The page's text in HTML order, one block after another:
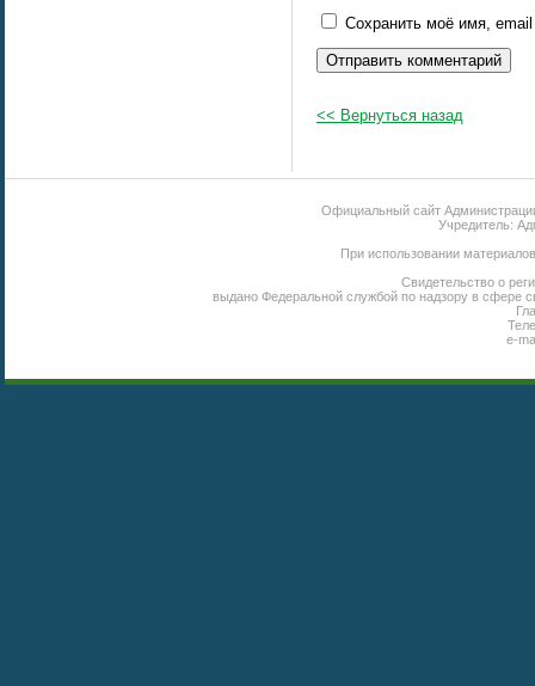
Сохранить моё имя,
<< Вернуться назад
Официальный сайт
Учредитель:
При использовании
Свидетельство о
выдано Федеральной службой по надзору в сфере
e-